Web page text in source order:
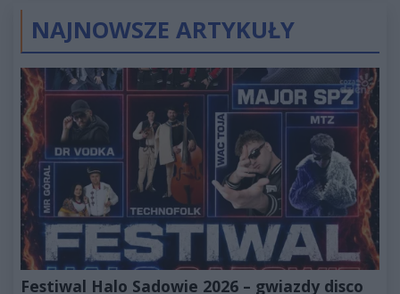
NAJNOWSZE ARTYKUŁY
Festiwal Halo Sadowie 2026 – gwiazdy disco